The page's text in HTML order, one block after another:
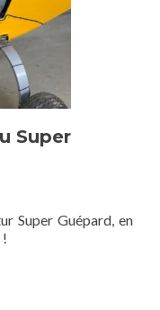
Super
Super Guépard, en